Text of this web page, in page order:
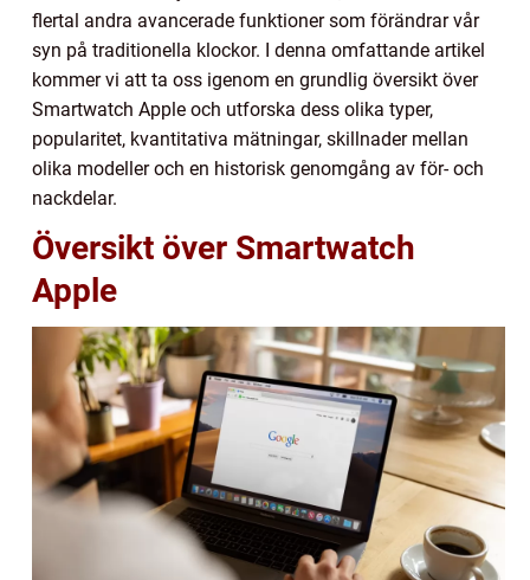
flertal andra avancerade funktioner som förändrar vår
syn på traditionella klockor. I denna omfattande artikel
kommer vi att ta oss igenom en grundlig översikt över
Smartwatch Apple och utforska dess olika typer,
popularitet, kvantitativa mätningar, skillnader mellan
olika modeller och en historisk genomgång av för- och
nackdelar.
Översikt över Smartwatch
Apple